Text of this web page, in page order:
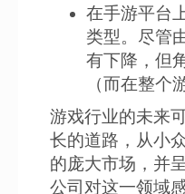
在手游平台
类型。尽管
有下降，但
（而在整个
游戏行业的未来
长的道路，从小
的庞大市场，并
公司对这一领域